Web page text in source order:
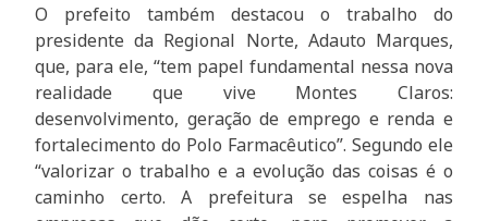
O prefeito também destacou o trabalho do
presidente da Regional Norte, Adauto Marques,
que, para ele, “tem papel fundamental nessa nova
realidade que vive Montes Claros:
desenvolvimento, geração de emprego e renda e
fortalecimento do Polo Farmacêutico”. Segundo ele
“valorizar o trabalho e a evolução das coisas é o
caminho certo. A prefeitura se espelha nas